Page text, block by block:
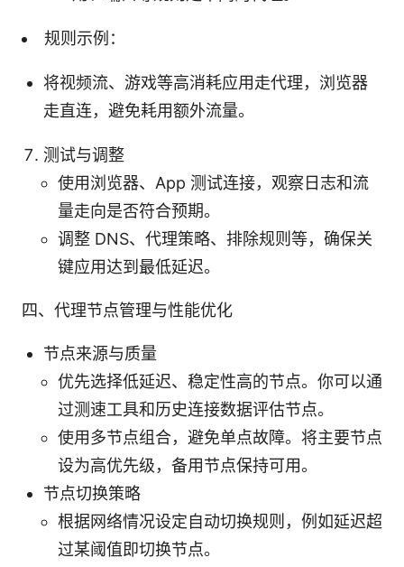
规则示例：
将视频流、游戏等高消耗应用走代理，浏览器
走直连，避免耗用额外流量。
测试与调整
使用浏览器、App 测试连接，观察日志和流
量走向是否符合预期。
调整 DNS、代理策略、排除规则等，确保关
键应用达到最低延迟。
四、代理节点管理与性能优化
节点来源与质量
优先选择低延迟、稳定性高的节点。你可以通
过测速工具和历史连接数据评估节点。
使用多节点组合，避免单点故障。将主要节点
设为高优先级，备用节点保持可用。
节点切换策略
根据网络情况设定自动切换规则，例如延迟超
过某阈值即切换节点。